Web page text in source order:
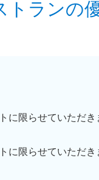
ランの
限らせていただき
限らせていただき